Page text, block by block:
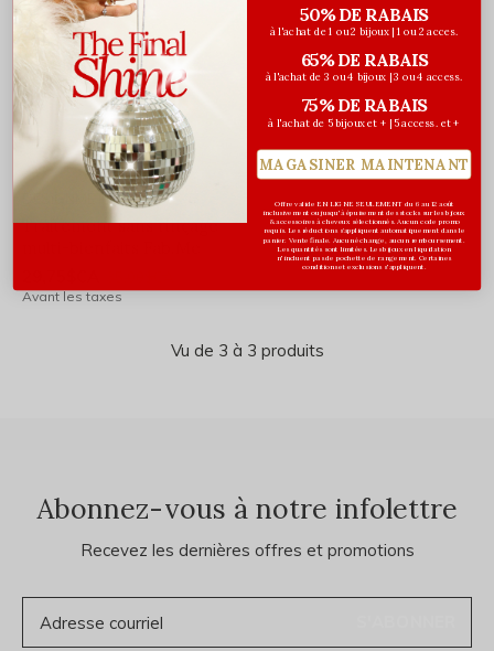
DESIGNME Hair
Traitement sans rinçage
Avant les taxes
Vu de 3 à 3 produits
Abonnez-vous à notre infolettre
Recevez les dernières offres et promotions
50% DE RABAIS
à l'achat de 1 ou 2 bijoux | 1 ou 2 acces.
65% DE RABAIS
à l'achat de 3 ou 4 bijoux | 3 ou 4 access.
75% DE RABAIS
à l'achat de 5 bijoux et + | 5 access. et +
MAGASINER MAINTENANT
Offre valide EN LIGNE SEULEMENT du 6 au 12 août
inclusivement ou jusqu'à épuisement des stocks sur les bijoux
& accessoires à cheveux sélectionnés. Aucun code promo
requis. Les réductions s’appliquent automatiquement dans le
panier. Vente finale. Aucun échange, aucun remboursement.
Les quantités sont limitées. Les bijoux en liquidation
n'incluent pas de pochette de rangement. Certaines
conditions et exclusions s'appliquent.